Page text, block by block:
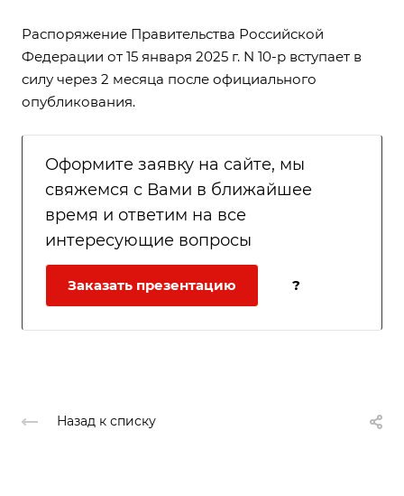
Оформите заявку на сайте, мы
свяжемся с Вами в ближайшее
время и ответим на все
интересующие вопросы
Заказать презентацию ?
Распоряжение Правительства Российской
Федерации от 15 января 2025 г. N 10-р вступает в
силу через 2 месяца после официального
опубликования.
Назад к списку